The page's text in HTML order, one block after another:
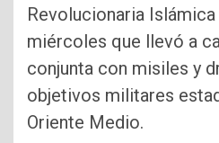
Revolucionaria
miércoles que llevó a
conjunta con misiles y
objetivos militares
Oriente Medio.